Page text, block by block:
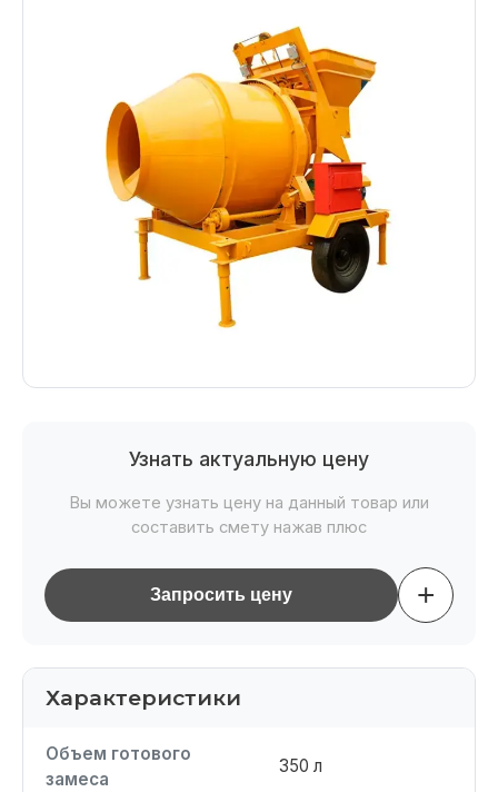
Узнать актуальную цену
Вы можете узнать цену на данный товар или
составить смету нажав плюс
Запросить цену +
Характеристики
Объем готового
замеса
350 л